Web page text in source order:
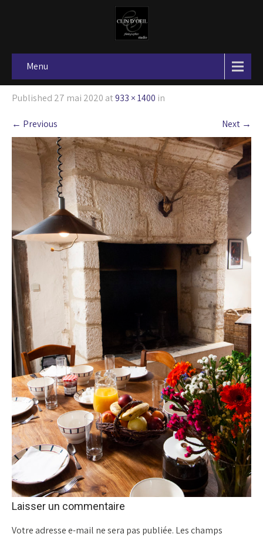
Menu
Published 27 mai 2020 at933 × 1400 in
← Previous Next →
Laisser un commentaire
Votre adresse e-mail ne sera pas publiée. Les champs